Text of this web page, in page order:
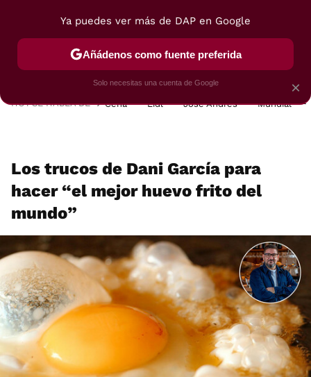
POSTRES VIAJES SELECCIÓN VEGUI
HOY SE HABLA DE Cena Lidl José Andrés Mundial
Los trucos de Dani García para
hacer “el mejor huevo frito del
mundo”
×
Ya puedes ver más de DAP en Google
Añádenos como fuente preferida
Solo necesitas una cuenta de Google